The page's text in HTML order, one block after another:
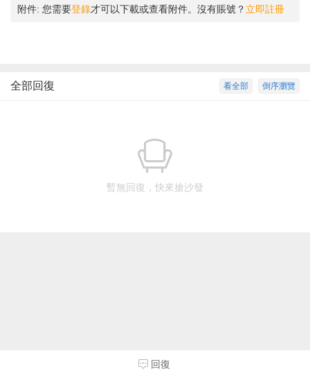
附件: 您需要登錄才可以下載或查看附件。沒有賬號？ 立即註冊
倒序瀏覽
看全部
全部回復
暫無回復，快來搶沙發
回復